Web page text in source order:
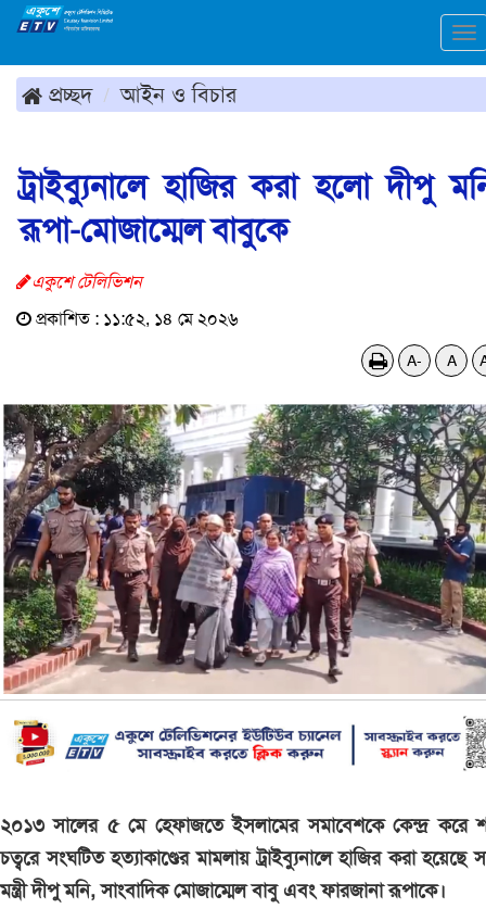
প্রচ্ছদ আইন ও বিচার
ট্রাইব্যুনালে হাজির করা হলো দীপু
রূপা-মোজাম্মেল বাবুকে
একুশে টেলিভিশন
প্রকাশিত : ১১:৫২, ১৪ মে ২০২৬
A- A
২০১৩ সালের ৫ মে হেফাজতে ইসলামের সমাবেশকে কেন্দ্র করে
চত্বরে সংঘটিত হত্যাকাণ্ডের মামলায় ট্রাইব্যুনালে হাজির করা হয়েছে
মন্ত্রী দীপু মনি, সাংবাদিক মোজাম্মেল বাবু এবং ফারজানা রূপাকে।